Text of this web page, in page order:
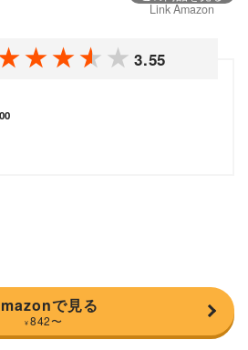
Link Amazon
3.55
で見る
¥ 842〜